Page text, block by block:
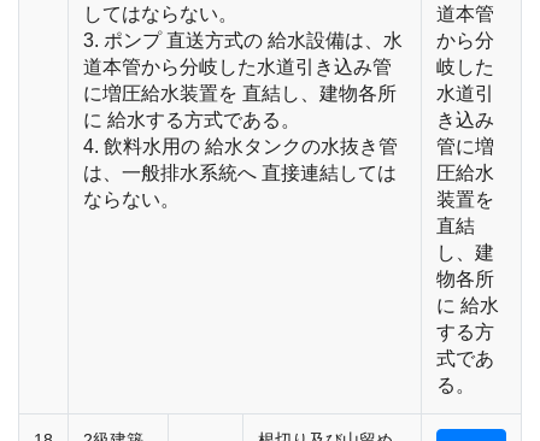
してはならない。
3. ポンプ 直送方式の 給水設備は、水
道本管から分岐した水道引き込み管
に増圧給水装置を 直結し、建物各所
に 給水する方式である。
4. 飲料水用の 給水タンクの水抜き管
は、一般排水系統へ 直接連結しては
ならない。
道本管
から分
岐した
水道引
き込み
管に増
圧給水
装置を
直結
し、建
物各所
に 給水
する方
式であ
る。